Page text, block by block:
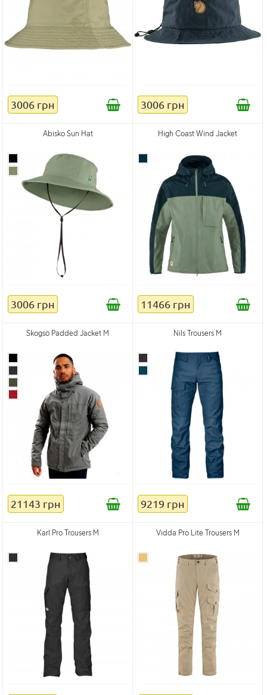
3006 грн 3006 грн
Abisko Sun Hat
3006 грн
High Coast Wind Jacket
11466 грн
Skogsö Padded Jacket M
21143 грн
Nils Trousers M
9219 грн
Karl Pro Trousers M Vidda Pro Lite Trousers M